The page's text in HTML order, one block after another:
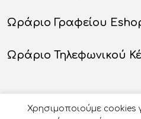
Ωράριο Γραφείου
Ωράριο Τηλεφωνικού
Χρησιμοποιούμε cookies